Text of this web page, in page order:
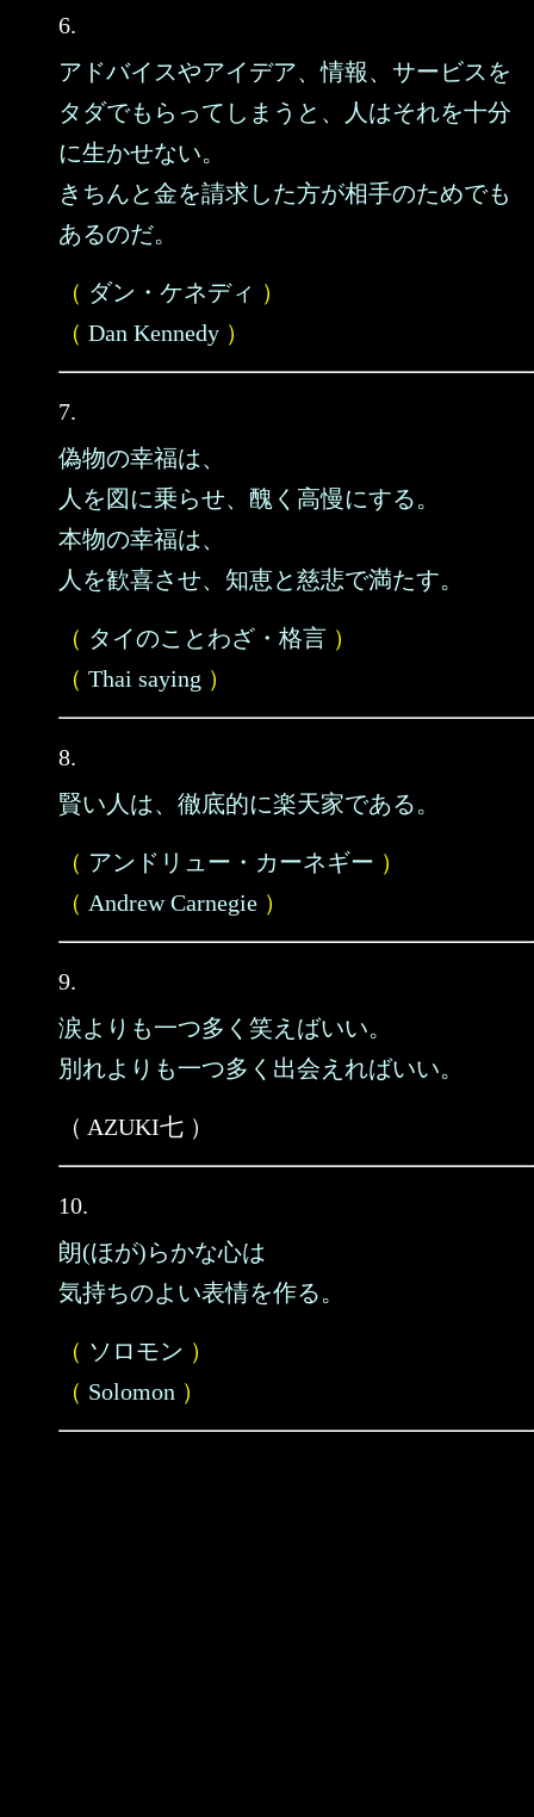
6.
アドバイスやアイデア、情報、サービスを
タダでもらってしまうと、人はそれを十分
に生かせない。
きちんと金を請求した方が相手のためでも
あるのだ。
（ ダン・ケネディ ）
（ Dan Kennedy ）
7.
偽物の幸福は、
人を図に乗らせ、醜く高慢にする。
本物の幸福は、
人を歓喜させ、知恵と慈悲で満たす。
（ タイのことわざ・格言 ）
（ Thai saying ）
8.
賢い人は、徹底的に楽天家である。
（ アンドリュー・カーネギー ）
（ Andrew Carnegie ）
9.
涙よりも一つ多く笑えばいい。
別れよりも一つ多く出会えればいい。
（ AZUKI七 ）
10.
朗(ほが)らかな心は
気持ちのよい表情を作る。
（ ソロモン ）
（ Solomon ）